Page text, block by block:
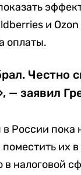
и
оплаты.
Честно
— заявил
России пока
их
в налоговой